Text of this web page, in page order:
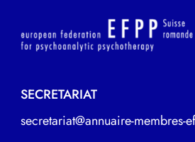
SECRETARIAT
secretariat@annuaire-membres-